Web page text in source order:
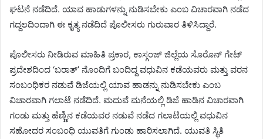
ಘಟನೆ ನಡೆದಿದೆ. ಯಾವ ಹಾಡುಗಳನ್ನು ನುಡಿಸಬೇಕು ಎಂಬ ವಿಚಾರವಾಗಿ ನಡೆದ
ಗದ್ದಲದಿಂದಾಗಿ ಈ ಕೃತ್ಯ ನಡೆದಿದೆ ಪೊಲೀಸರು ಗುರುವಾರ ತಿಳಿಸಿದ್ದಾರೆ.
ಪೊಲೀಸರು ನೀಡಿರುವ ಮಾಹಿತಿ ಪ್ರಕಾರ, ಕಾಸ್ಗಂಜ್ ಜಿಲ್ಲೆಯ ಸೊರೊನ್ ಗೇಟ್
ಪ್ರದೇಶದಿಂದ ‘ಬರಾತ್’ ನೊಂದಿಗೆ ಬಂದಿದ್ದ ವಧುವಿನ ಕಡೆಯವರು ಮತ್ತು ವರನ
ಸಂಬಂಧಿಕರ ನಡುವೆ ಡಿಜೆಯಲ್ಲಿ ಯಾವ ಹಾಡನ್ನು ನುಡಿಸಬೇಕು ಎಂಬ
ವಿಚಾರವಾಗಿ ಗಲಾಟೆ ನಡೆದಿದೆ. ಮದುವೆ ಮನೆಯಲ್ಲಿ ಡಿಜೆ ಹಾಡಿನ ವಿಚಾರವಾಗಿ
ಗಂಡು ಮತ್ತು ಹೆಣ್ಣಿನ ಕಡೆಯವರ ನಡುವೆ ನಡೆದ ಗಲಾಟೆಯಲ್ಲಿ ವಧುವಿನ
ಸಹೋದರ ಸಂಬಂಧಿ ಯುವತಿಗೆ ಗುಂಡು ಹಾರಿಸಲಾಗಿದೆ. ಯುವತಿ ಸ್ಥಿತಿ